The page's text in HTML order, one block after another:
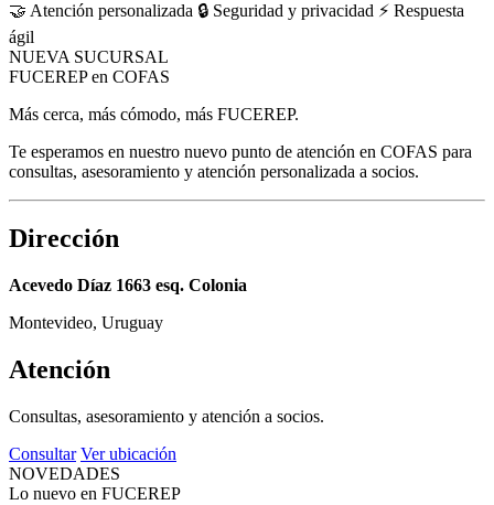
🤝 Atención personalizada 🔒 Seguridad y privacidad ⚡ Respuesta
ágil
NUEVA SUCURSAL
FUCEREP en COFAS
Más cerca, más cómodo, más FUCEREP.
Te esperamos en nuestro nuevo punto de atención en COFAS para
consultas, asesoramiento y atención personalizada a socios.
Dirección
Acevedo Díaz 1663 esq. Colonia
Montevideo, Uruguay
Atención
Consultas, asesoramiento y atención a socios.
Consultar Ver ubicación
NOVEDADES
Lo nuevo en FUCEREP